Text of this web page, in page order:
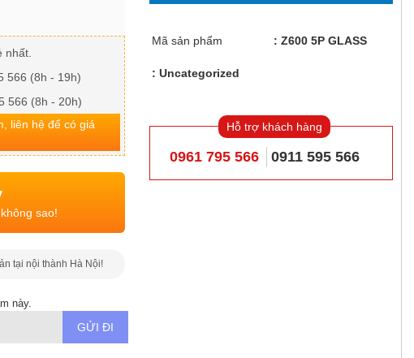
nhất.
566 (8h - 19h)
566 (8h - 20h)
liên hệ để có giá
sao!
tại nội thành Hà Nội!
này.
Mã sản phẩm Z600 5P GLASS
Uncategorized
Hỗ trợ khách hàng
0961 795 566 0911 595 566